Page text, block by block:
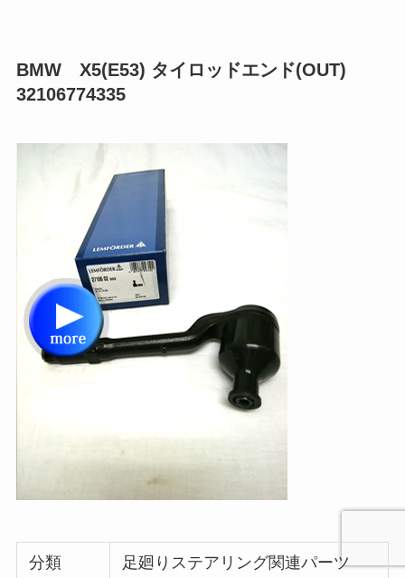
BMW X5(E53) タイロッドエンド(OUT)
32106774335
分類 足廻りステアリング関連パーツ